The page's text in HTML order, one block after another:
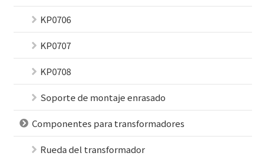
KP0706
KP0707
KP0708
Soporte de montaje enrasado
Componentes para transformadores
Rueda del transformador